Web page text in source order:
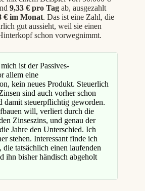
9,33 € pro Tag ab, ausgezahlt
€ im Monat. Das ist eine Zahl, die
gut aussieht, weil sie einen
schon vorwegnimmt.
ist der Passives-
allem eine
kein neues Produkt. Steuerlich
sind auch vorher schon
damit steuerpflichtig geworden.
will, verliert durch die
Zinseszins, und genau der
Jahre den Unterschied. Ich
stehen. Interessant finde ich
tatsächlich einen laufenden
ihn bisher händisch abgeholt